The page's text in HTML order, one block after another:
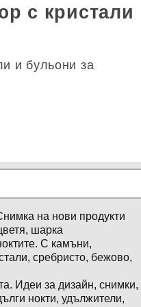
с кристали
и бульони за
на нови продукти
шарка
С камъни,
сребристо, бежово,
Идеи за дизайн, снимки,
нокти, удължители,